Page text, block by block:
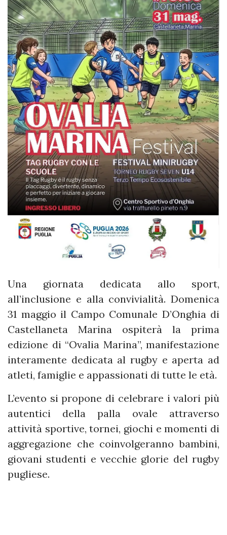
Una giornata dedicata allo sport,
all’inclusione e alla convivialità. Domenica
31 maggio il Campo Comunale D’Onghia di
Castellaneta Marina ospiterà la prima
edizione di “Ovalia Marina”, manifestazione
interamente dedicata al rugby e aperta ad
atleti, famiglie e appassionati di tutte le età.
L’evento si propone di celebrare i valori più
autentici della palla ovale attraverso
attività sportive, tornei, giochi e momenti di
aggregazione che coinvolgeranno bambini,
giovani studenti e vecchie glorie del rugby
pugliese.